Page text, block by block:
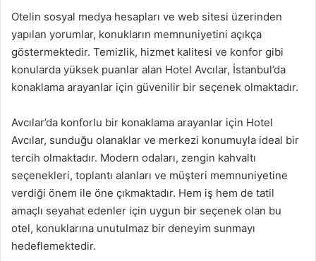
Otelin sosyal medya hesapları ve web sitesi üzerinden
yapılan yorumlar, konukların memnuniyetini açıkça
göstermektedir. Temizlik, hizmet kalitesi ve konfor gibi
konularda yüksek puanlar alan Hotel Avcılar, İstanbul’da
konaklama arayanlar için güvenilir bir seçenek olmaktadır.
Avcılar’da konforlu bir konaklama arayanlar için Hotel
Avcılar, sunduğu olanaklar ve merkezi konumuyla ideal bir
tercih olmaktadır. Modern odaları, zengin kahvaltı
seçenekleri, toplantı alanları ve müşteri memnuniyetine
verdiği önem ile öne çıkmaktadır. Hem iş hem de tatil
amaçlı seyahat edenler için uygun bir seçenek olan bu
otel, konuklarına unutulmaz bir deneyim sunmayı
hedeflemektedir.